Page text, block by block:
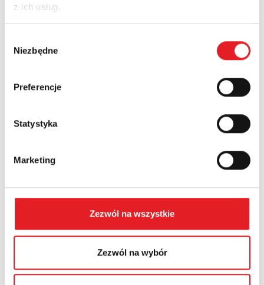
z ich usług.
zgody
Niezbędne
Preferencje
Statystyka
Marketing
Zezwól na wszystkie
Zezwól na wybór
Contents: *
I consent to the processing of my personal data by
personal data in thePrivacy Policy*
*